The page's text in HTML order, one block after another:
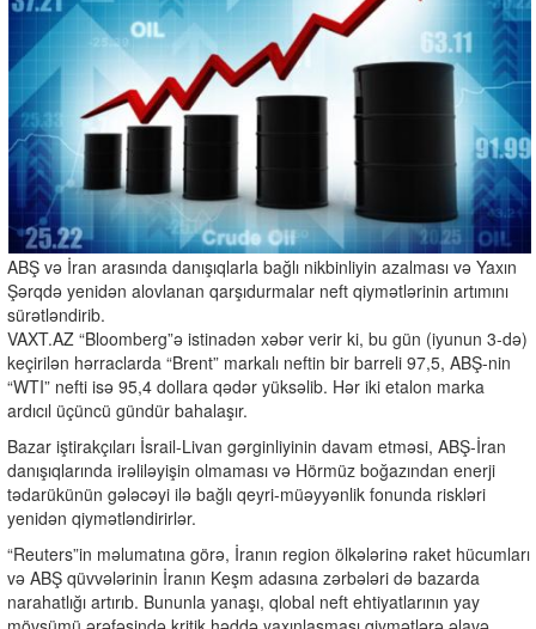
ABŞ və İran arasında danışıqlarla bağlı nikbinliyin azalması və Yaxın
Şərqdə yenidən alovlanan qarşıdurmalar neft qiymətlərinin artımını
sürətləndirib.
VAXT.AZ “Bloomberg”ə istinadən xəbər verir ki, bu gün (iyunun 3-də)
keçirilən hərraclarda “Brent” markalı neftin bir barreli 97,5, ABŞ-nin
“WTI” nefti isə 95,4 dollara qədər yüksəlib. Hər iki etalon marka
ardıcıl üçüncü gündür bahalaşır.
Bazar iştirakçıları İsrail-Livan gərginliyinin davam etməsi, ABŞ-İran
danışıqlarında irəliləyişin olmaması və Hörmüz boğazından enerji
tədarükünün gələcəyi ilə bağlı qeyri-müəyyənlik fonunda riskləri
yenidən qiymətləndirirlər.
“Reuters”in məlumatına görə, İranın region ölkələrinə raket hücumları
və ABŞ qüvvələrinin İranın Keşm adasına zərbələri də bazarda
narahatlığı artırıb. Bununla yanaşı, qlobal neft ehtiyatlarının yay